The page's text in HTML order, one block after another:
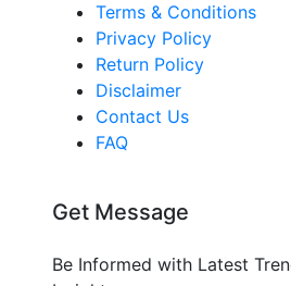
Terms & Conditions
Privacy Policy
Return Policy
Disclaimer
Contact Us
FAQ
Get Message
Be Informed with Latest